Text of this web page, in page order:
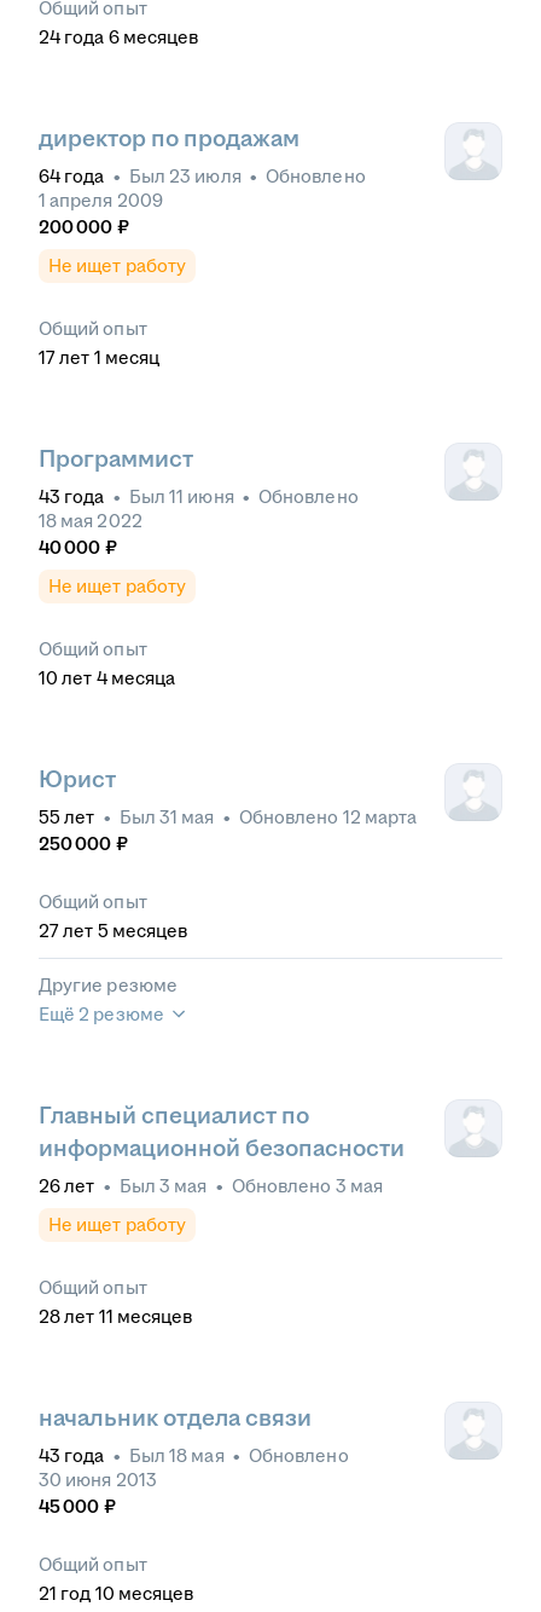
Общий опыт
24 года 6 месяцев
директор по продажам
64 года • Был 23 июля • Обновлено
1 апреля 2009
200 000 ₽
Не ищет работу
Общий опыт
17лет 1 месяц
Программист
43 года • Был 11 июня • Обновлено
18 мая 2022
40 000 ₽
Не ищет работу
Общий опыт
10 лет 4 месяца
Юрист
55 лет • Был 31 мая • Обновлено 12 марта
250 000 ₽
Общий опыт
27лет 5 месяцев
Другие резюме
Ещё 2 резюме
Главный специалист по
информационной безопасности
26лет • Был 3 мая • Обновлено 3 мая
Не ищет работу
Общий опыт
28лет 11 месяцев
начальник отдела связи
43 года • Был 18 мая • Обновлено
30 июня 2013
45 000 ₽
Общий опыт
21 год 10 месяцев